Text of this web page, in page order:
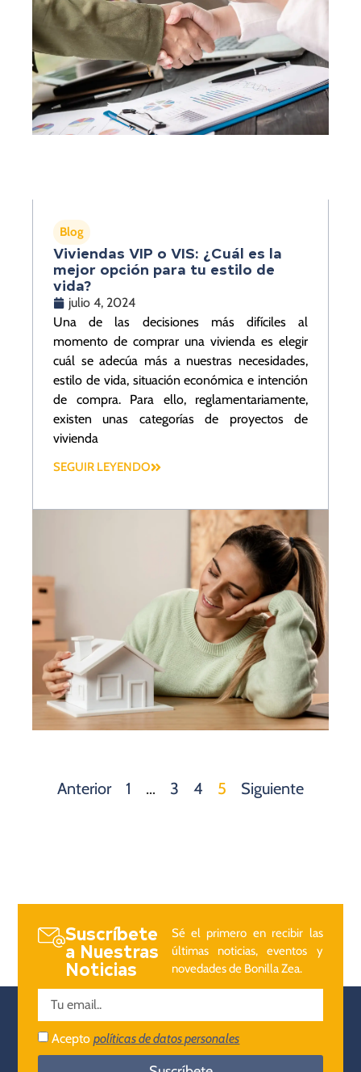
Blog
Viviendas VIP o VIS: ¿Cuál es la
mejor opción para tu estilo de
vida?
julio 4, 2024
Una de las decisiones más difíciles al
momento de comprar una vivienda es elegir
cuál se adecúa más a nuestras necesidades,
estilo de vida, situación económica e intención
de compra. Para ello, reglamentariamente,
existen unas categorías de proyectos de
vivienda
SEGUIR LEYENDO
Anterior 1 … 3 4 5 Siguiente
Suscríbete
a Nuestras
Noticias
Sé el primero en recibir las
últimas noticias, eventos y
novedades de Bonilla Zea.
Aceptopolíticas de datos personales